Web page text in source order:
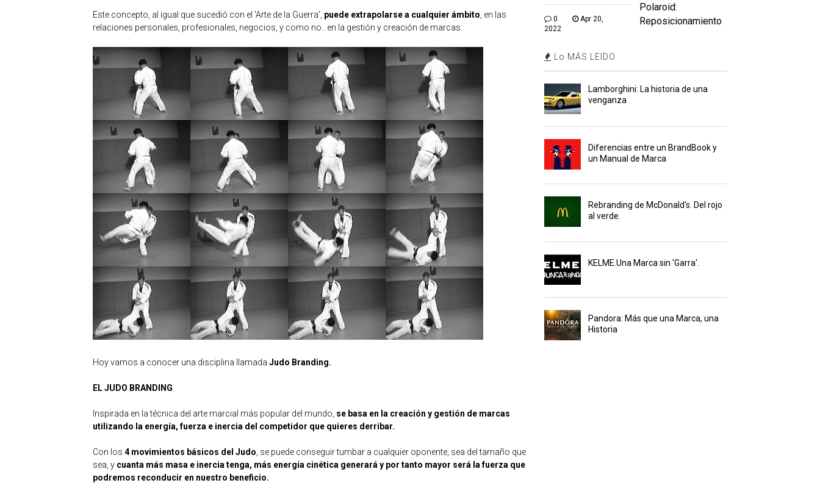
Este concepto, al igual que sucedió con el 'Arte de la Guerra', puede extrapolarse a cualquier ámbito , en las
relaciones personales, profesionales, negocios, y como no.. en la gestión y creación de marcas.
Hoy vamos a conocer una disciplina llamada Judo Branding.
EL JUDO BRANDING
Inspirada en la técnica del arte marcial más popular del mundo, se basa en la creación y gestión de marcas
utilizando la energía, fuerza e inercia del competidor que quieres derribar.
Con los 4 movimientos básicos del Judo , se puede conseguir tumbar a cualquier oponente, sea del tamaño que
sea, y cuanta más masa e inercia tenga, más energía cinética generará y por tanto mayor será la fuerza que
podremos reconducir en nuestro beneficio.
0
Apr 20,
2022
Polaroid:
Reposicionamiento
Lo MÁS LEIDO
Lamborghini: La historia de una
venganza
Diferencias entre un BrandBook y
un Manual de Marca
Rebranding de McDonald's. Del rojo
al verde.
KELME.Una Marca sin 'Garra'.
Pandora: Más que una Marca, una
Historia